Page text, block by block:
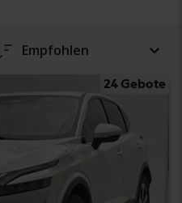
Empfohlen
24 Gebote